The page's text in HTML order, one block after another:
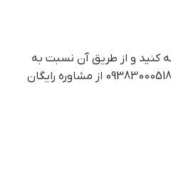
کنید و از طریق آن نسبت به
خرید این محصول اقدام کنید. در صورت نیازمندی به توضیحات کامل تر نیز می توانید هم حضورا به داروخانه شبانه روزی مراجعه کنید و هم می توانید با برقراری تماس با 09383000518 از مشاوره رایگان